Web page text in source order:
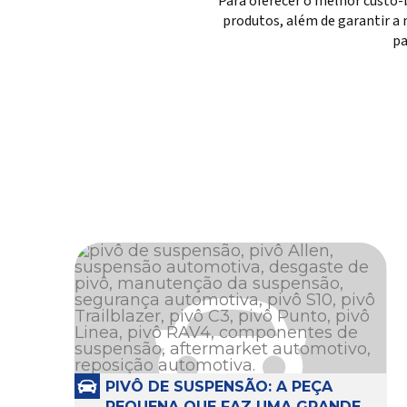
produtos, além de garantir a
PIVÔ DE SUSPENSÃO: A PEÇA